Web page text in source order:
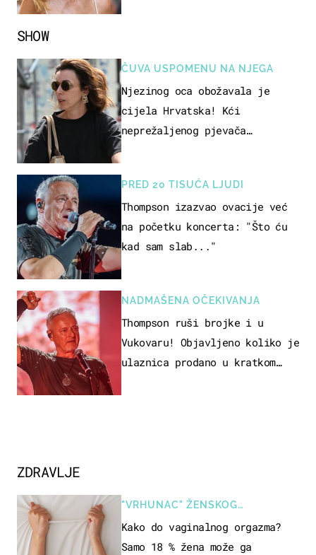
SHOW
ČUVA USPOMENU NA NJEGA
Njezinog oca obožavala je
cijela Hrvatska! Kći
neprežaljenog pjevača
PRED 20 TISUĆA LJUDI
Thompson izazvao ovacije već
na početku koncerta: "Što ću
kad sam slab..."
NADMAŠENA OČEKIVANJA
Thompson ruši brojke i u
Vukovaru! Objavljeno koliko je
ulaznica prodano u kratkom
ZDRAVLJE
"VRHUNAC" ŽENSKOG
SEKSUALNOG ISKUSTVA
Kako do vaginalnog orgazma?
Samo 18 % žena može ga